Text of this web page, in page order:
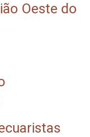
Oeste do